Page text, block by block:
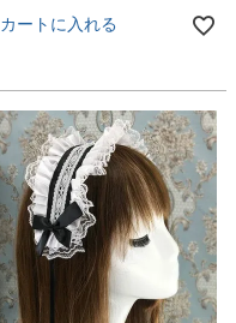
カートに入れる